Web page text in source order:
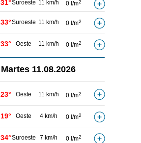
31°Suroeste 11 km/h 0 l/m2
33°Suroeste 11 km/h 0 l/m2
33° Oeste 11 km/h 0 l/m2
Martes 11.08.2026
23° Oeste 11 km/h 0 l/m2
19° Oeste 4 km/h 0 l/m2
34°Suroeste 7 km/h 0 l/m2